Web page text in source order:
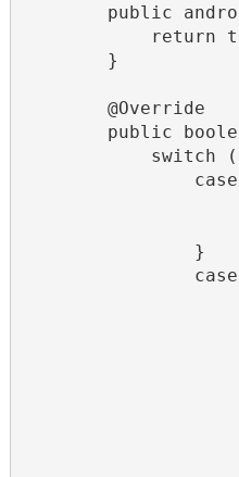
public
return
        }
        @Override
public
switch
                }